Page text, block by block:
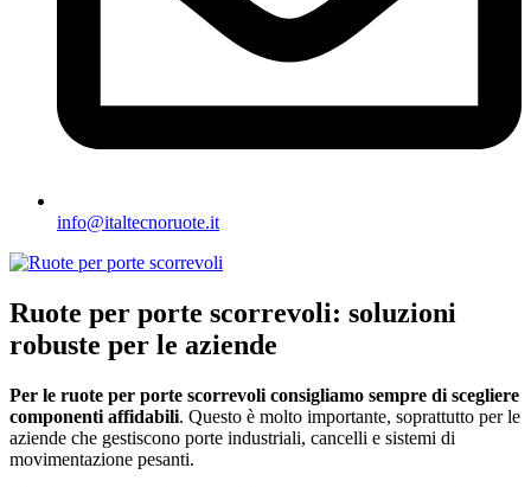
info@italtecnoruote.it
Ruote per porte scorrevoli: soluzioni
robuste per le aziende
Per le ruote per porte scorrevoli consigliamo sempre di scegliere
componenti affidabili. Questo è molto importante, soprattutto per le
aziende che gestiscono porte industriali, cancelli e sistemi di
movimentazione pesanti.